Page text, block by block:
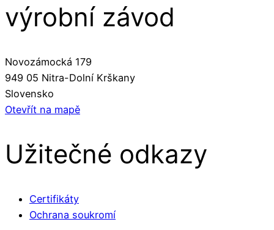
výrobní závod
Novozámocká 179
949 05 Nitra-Dolní Krškany
Slovensko
Otevřít na mapě
Užitečné odkazy
Certifikáty
Ochrana soukromí